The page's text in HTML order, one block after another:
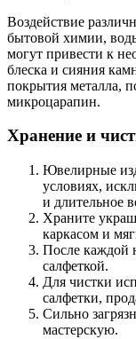
Воздействие
бытовой химии,
могут привести к
блеска и сияния
покрытия металла,
микроцарапин.
Хранение и
Ювелирные
условиях,
и длительное
Храните
каркасом и
После каждой
салфеткой.
Для чистки
салфетки,
Сильно
мастерскую.